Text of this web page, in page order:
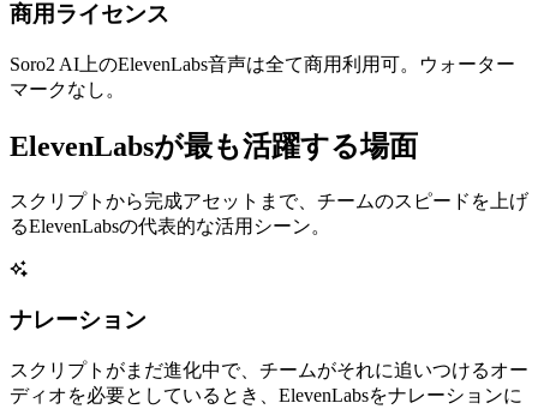
商用ライセンス
Soro2 AI上のElevenLabs音声は全て商用利用可。ウォーター
マークなし。
ElevenLabsが最も活躍する場面
スクリプトから完成アセットまで、チームのスピードを上げ
るElevenLabsの代表的な活用シーン。
ナレーション
スクリプトがまだ進化中で、チームがそれに追いつけるオー
ディオを必要としているとき、ElevenLabsをナレーションに